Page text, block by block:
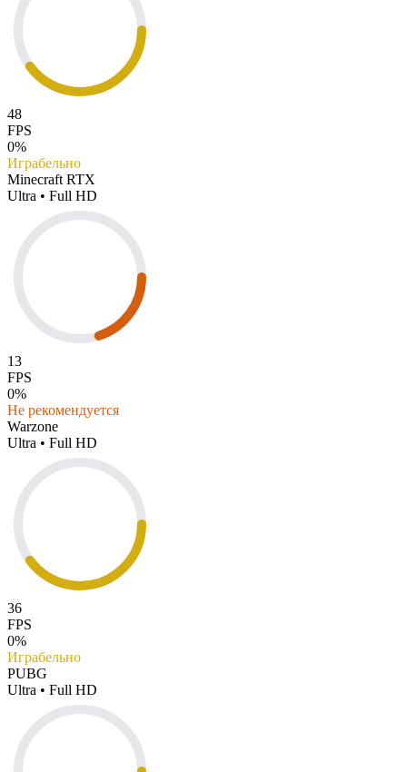
48
FPS
0%
Играбельно
Minecraft RTX
Ultra • Full HD
13
FPS
0%
Не рекомендуется
Warzone
Ultra • Full HD
36
FPS
0%
Играбельно
PUBG
Ultra • Full HD